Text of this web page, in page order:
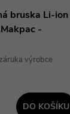
bruska Li-ion
-
výrobce
DO KOŠÍKU